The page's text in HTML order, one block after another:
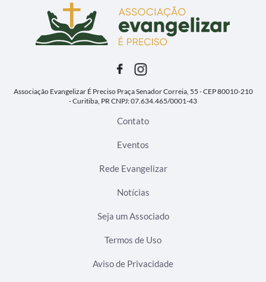
Associação Evangelizar É PrecisoPraça Senador Correia, 55 - CEP 80010-210
- Curitiba, PRCNPJ: 07.634.465/0001-43
Contato
Eventos
Rede Evangelizar
Notícias
Seja um Associado
Termos de Uso
Aviso de Privacidade